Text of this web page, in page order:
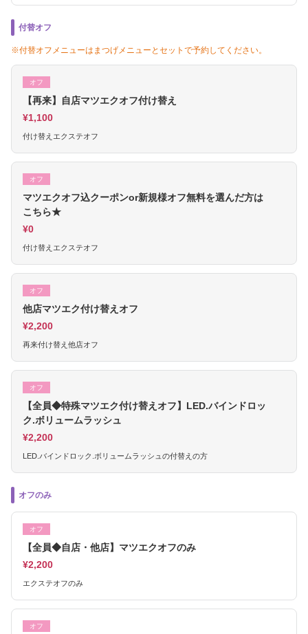
付替オフ
※付替オフメニューはまつげメニューとセットで予約してください。
オフ
【再来】自店マツエクオフ付け替え
¥1,100
付け替えエクステオフ
オフ
マツエクオフ込クーポンor新規様オフ無料を選んだ方は
こちら★
¥0
付け替えエクステオフ
オフ
他店マツエク付け替えオフ
¥2,200
再来付け替え他店オフ
オフ
【全員◆特殊マツエク付け替えオフ】LED.バインドロッ
ク.ボリュームラッシュ
¥2,200
LED.バインドロック.ボリュームラッシュの付替えの方
オフのみ
オフ
【全員◆自店・他店】マツエクオフのみ
¥2,200
エクステオフのみ
オフ